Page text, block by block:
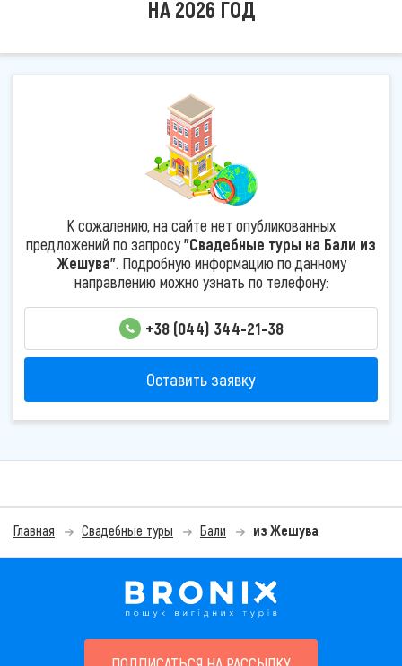
НА 2026 ГОД
К сожалению, на сайте нет опубликованных
предложений по запросу"Свадебные туры на Бали из
Жешува". Подробную информацию по данному
направлению можно узнать по телефону:
+38 (044) 344-21-38
Оставить заявку
Главная Свадебные туры Бали из Жешува